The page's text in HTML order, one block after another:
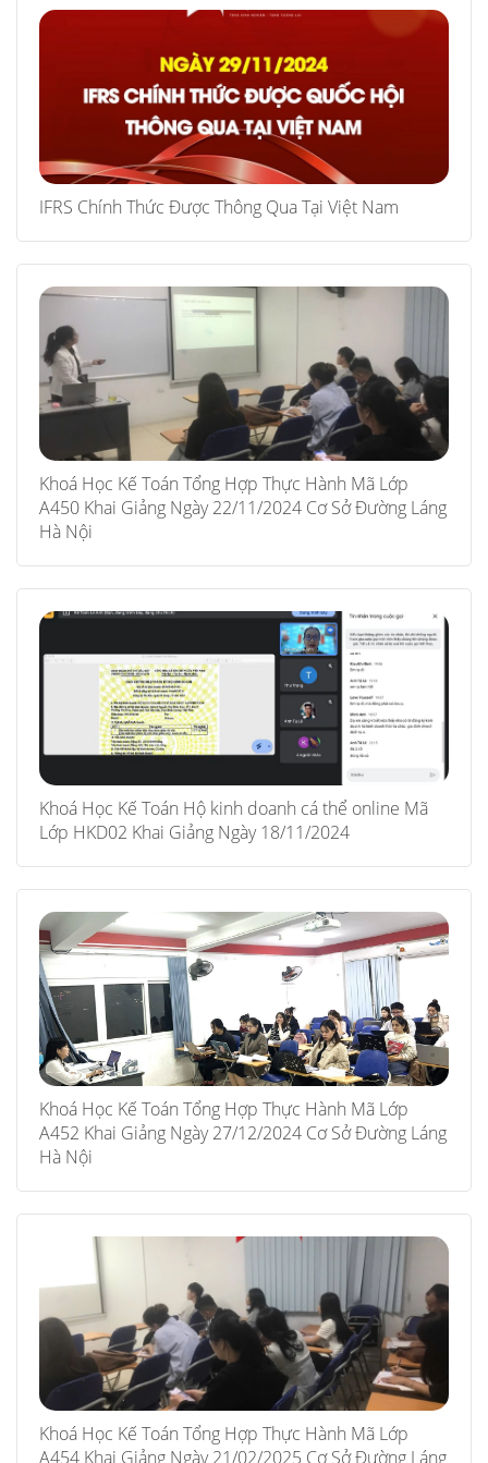
IFRS Chính Thức Được Thông Qua Tại Việt Nam
Khoá Học Kế Toán Tổng Hợp Thực Hành Mã Lớp
A450 Khai Giảng Ngày 22/11/2024 Cơ Sở Đường Láng
Hà Nội
Khoá Học Kế Toán Hộ kinh doanh cá thể online Mã
Lớp HKD02 Khai Giảng Ngày 18/11/2024
Khoá Học Kế Toán Tổng Hợp Thực Hành Mã Lớp
A452 Khai Giảng Ngày 27/12/2024 Cơ Sở Đường Láng
Hà Nội
Khoá Học Kế Toán Tổng Hợp Thực Hành Mã Lớp
A454 Khai Giảng Ngày 21/02/2025 Cơ Sở Đường Láng